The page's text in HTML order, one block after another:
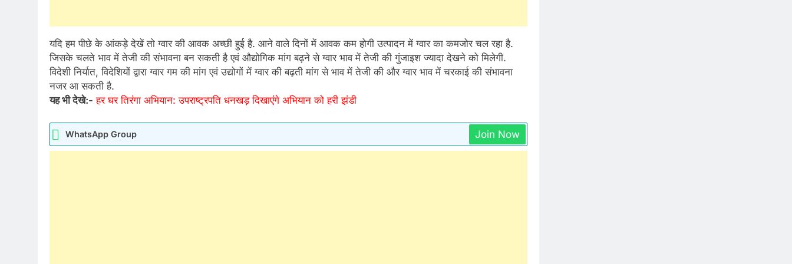
यदि हम पीछे के आंकड़े देखें तो ग्वार की आवक अच्छी हुई है. आने वाले दिनों में आवक कम होगी उत्पादन में ग्वार का कमजोर चल रहा है.
जिसके चलते भाव में तेजी की संभावना बन सकती है एवं औद्योगिक मांग बढ़ने से ग्वार भाव में तेजी की गुंजाइश ज्यादा देखने को मिलेगी.
विदेशी निर्यात, विदेशियों द्वारा ग्वार गम की मांग एवं उद्योगों में ग्वार की बढ़ती मांग से भाव में तेजी की और ग्वार भाव में चरकाई की संभावना
नजर आ सकती है.
यह भी देखे:- हर घर तिरंगा अभियान: उपराष्ट्रपति धनखड़ दिखाएंगे अभियान को हरी झंडी
WhatsApp Group Join Now